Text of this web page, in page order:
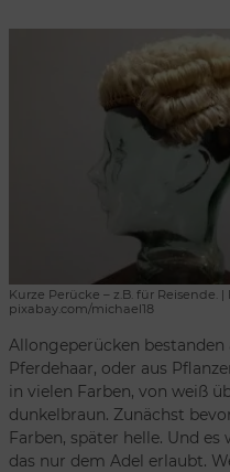
Kurze Perücke – z.B. für Reisende. |
pixabay.com/michael18
Allongeperücken bestanden
Pferdehaar, oder aus
in vielen Farben, von weiß
dunkelbraun. Zunächst
Farben, später helle. Und
das nur dem Adel erlaubt.